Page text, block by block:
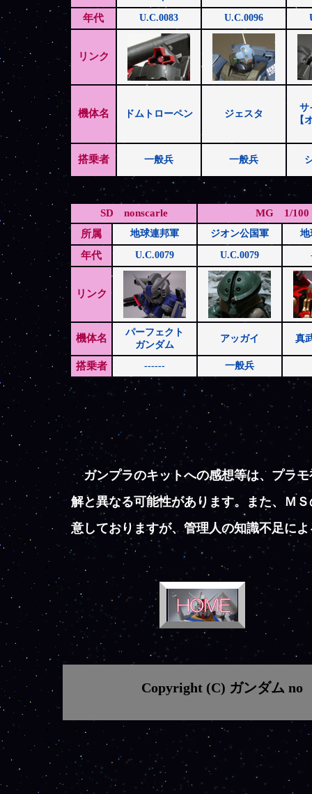
年代 U.C.0083 U.C.0096
リンク
機体名 ドムトローペン ジェスタ
サ
【
搭乗者 一般兵 一般兵
SD nonscarle
MG 1/100
所属
地球連邦軍 ジオン公国軍 地
年代 U.C.0079 U.C.0079
リンク
機体名
パーフェクト
ガンダム
アッガイ 真
搭乗者 ------ 一般兵
ガンプラのキットへの感想等は、プラモ
解と異なる可能性があります。また、Ｍ
意しておりますが、管理人の知識不足に
Copyright (C) ガンダム no